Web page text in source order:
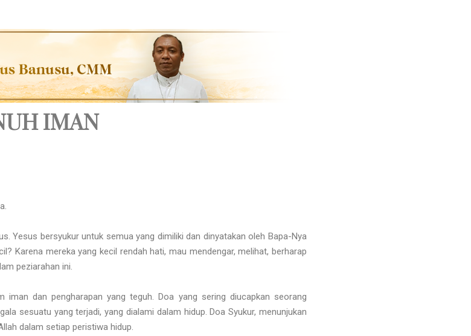
IMAN
Yesus bersyukur untuk semua yang dimiliki dan dinyatakan oleh Bapa-Nya
Karena mereka yang kecil rendah hati, mau mendengar, melihat, berharap
peziarahan ini.
iman dan pengharapan yang teguh. Doa yang sering diucapkan seorang
sesuatu yang terjadi, yang dialami dalam hidup. Doa Syukur, menunjukan
dalam setiap peristiwa hidup.